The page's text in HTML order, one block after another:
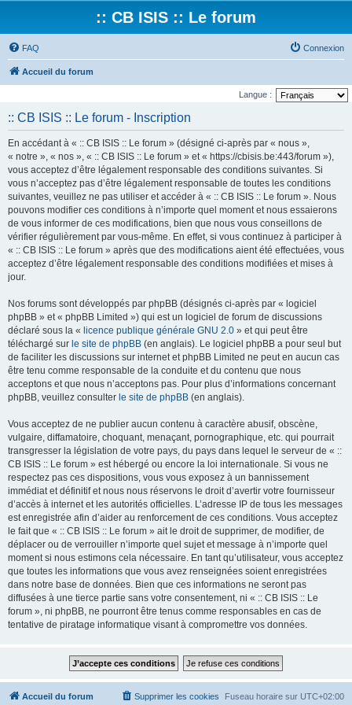
:: CB ISIS :: Le forum
FAQ Connexion
Accueil du forum
Langue :
:: CB ISIS :: Le forum - Inscription
En accédant à « :: CB ISIS :: Le forum » (désigné ci-après par « nous »,
« notre », « nos », « :: CB ISIS :: Le forum » et « https://cbisis.be:443/forum »),
vous acceptez d’être légalement responsable des conditions suivantes. Si
vous n’acceptez pas d’être légalement responsable de toutes les conditions
suivantes, veuillez ne pas utiliser et accéder à « :: CB ISIS :: Le forum ». Nous
pouvons modifier ces conditions à n’importe quel moment et nous essaierons
de vous informer de ces modifications, bien que nous vous conseillons de
vérifier régulièrement par vous-même. En effet, si vous continuez à participer à
« :: CB ISIS :: Le forum » après que des modifications aient été effectuées, vous
acceptez d’être légalement responsable des conditions modifiées et mises à
jour.
Nos forums sont développés par phpBB (désignés ci-après par « logiciel
phpBB » et « phpBB Limited ») qui est un logiciel de forum de discussions
déclaré sous la « licence publique générale GNU 2.0 » et qui peut être
téléchargé sur le site de phpBB (en anglais). Le logiciel phpBB a pour seul but
de faciliter les discussions sur internet et phpBB Limited ne peut en aucun cas
être tenu comme responsable de la conduite et du contenu que nous
acceptons et que nous n’acceptons pas. Pour plus d’informations concernant
phpBB, veuillez consulter le site de phpBB (en anglais).
Vous acceptez de ne publier aucun contenu à caractère abusif, obscène,
vulgaire, diffamatoire, choquant, menaçant, pornographique, etc. qui pourrait
transgresser la législation de votre pays, du pays dans lequel le serveur de « ::
CB ISIS :: Le forum » est hébergé ou encore la loi internationale. Si vous ne
respectez pas ces dispositions, vous vous exposez à un bannissement
immédiat et définitif et nous nous réservons le droit d’avertir votre fournisseur
d’accès à internet et les autorités officielles. L’adresse IP de tous les messages
est enregistrée afin d’aider au renforcement de ces conditions. Vous acceptez
le fait que « :: CB ISIS :: Le forum » ait le droit de supprimer, de modifier, de
déplacer ou de verrouiller n’importe quel sujet et message à n’importe quel
moment si nous estimons cela nécessaire. En tant qu’utilisateur, vous acceptez
que toutes les informations que vous avez renseignées soient enregistrées
dans notre base de données. Bien que ces informations ne seront pas
diffusées à une tierce partie sans votre consentement, ni « :: CB ISIS :: Le
forum », ni phpBB, ne pourront être tenus comme responsables en cas de
tentative de piratage informatique visant à compromettre vos données.
Accueil du forum Fuseau horaire sur UTC+02:00
Supprimer les cookies